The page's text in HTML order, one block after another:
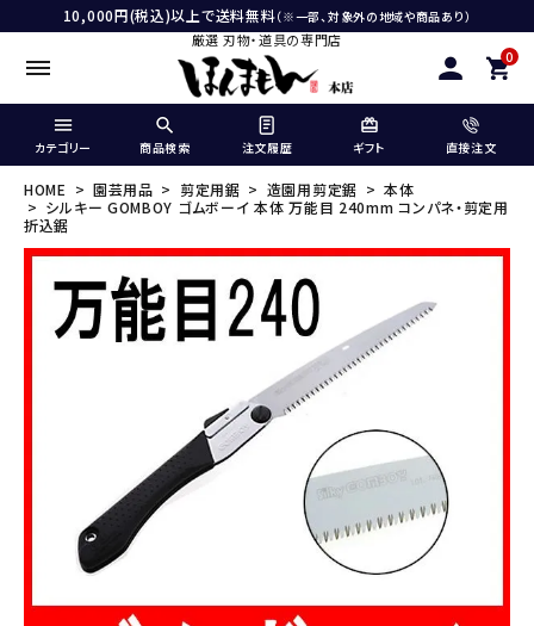
10,000円(税込)以上で送料無料（※一部、対象外の地域や商品あり）
厳選 刃物・道具の専門店
0
カテゴリー 商品検索 注文履歴 ギフト 直接注文
HOME 園芸用品 剪定用鋸 造園用剪定鋸
本体
シルキー GOMBOY ゴムボーイ 本体 万能目 240mm コンパネ・剪定用
折込鋸